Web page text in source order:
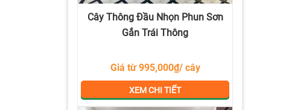
Cây Thông Đầu Nhọn Phun Sơn
Gắn Trái Thông
Giá từ 995,000₫/ cây
XEM CHI TIẾT